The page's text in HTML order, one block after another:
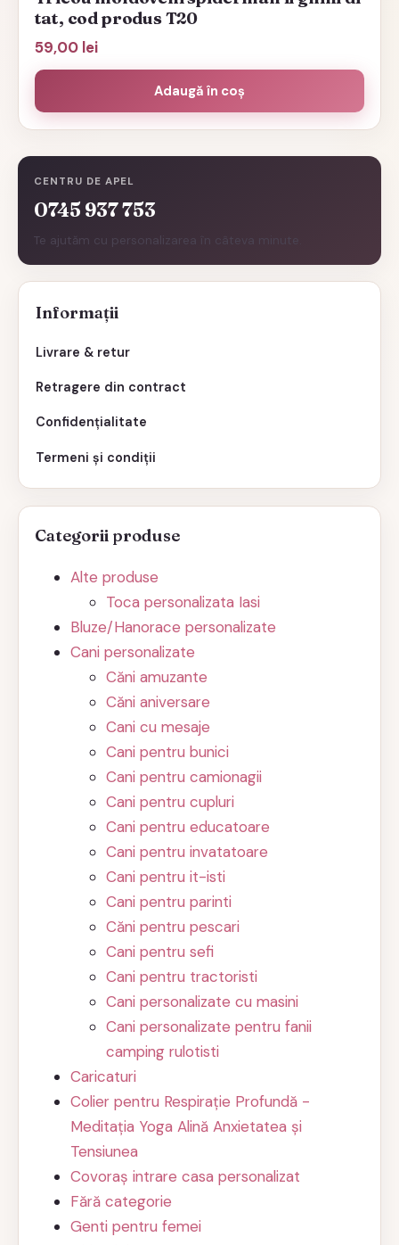
CENTRU DE APEL
0745 937 753
Te ajutăm cu personalizarea în câteva minute.
Informații
Livrare & retur
Retragere din contract
Confidențialitate
Termeni și condiții
Categorii produse
Alte produse
Toca personalizata Iasi
Bluze/Hanorace personalizate
Cani personalizate
Căni amuzante
Căni aniversare
Cani cu mesaje
Cani pentru bunici
Cani pentru camionagii
Cani pentru cupluri
Cani pentru educatoare
Cani pentru invatatoare
Cani pentru it-isti
Cani pentru parinti
Căni pentru pescari
Cani pentru sefi
Cani pentru tractoristi
Cani personalizate cu masini
Cani personalizate pentru fanii
camping rulotisti
Caricaturi
Colier pentru Respirație Profundă -
Meditația Yoga Alină Anxietatea și
Tensiunea
Covoraș intrare casa personalizat
Fără categorie
Genti pentru femei
tat, cod produs T20
59,00 lei
Adaugă în coș